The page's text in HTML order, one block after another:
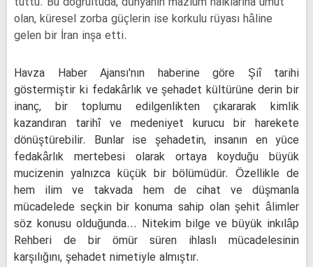
olan, küresel zorba güçlerin ise korkulu rüyası hâline
gelen bir İran inşa etti.
Havza Haber Ajansı'nın haberine göre Şiî tarihi
göstermiştir ki fedakârlık ve şehadet kültürüne derin bir
inanç, bir toplumu edilgenlikten çıkararak kimlik
kazandıran tarihî ve medeniyet kurucu bir harekete
dönüştürebilir. Bunlar ise şehadetin, insanın en yüce
fedakârlık mertebesi olarak ortaya koyduğu büyük
mucizenin yalnızca küçük bir bölümüdür. Özellikle de
hem ilim ve takvada hem de cihat ve düşmanla
mücadelede seçkin bir konuma sahip olan şehit âlimler
söz konusu olduğunda... Nitekim bilge ve büyük inkılâp
Rehberi de bir ömür süren ihlaslı mücadelesinin
karşılığını, şehadet nimetiyle almıştır.